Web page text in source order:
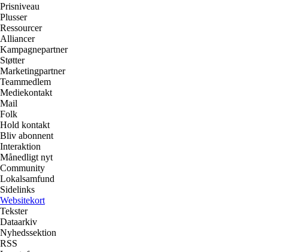
Prisniveau
Plusser
Ressourcer
Alliancer
Kampagnepartner
Støtter
Marketingpartner
Teammedlem
Mediekontakt
Mail
Folk
Hold kontakt
Bliv abonnent
Interaktion
Månedligt nyt
Community
Lokalsamfund
Sidelinks
Websitekort
Tekster
Dataarkiv
Nyhedssektion
RSS